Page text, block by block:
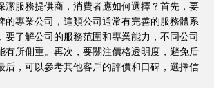
潔服務提供商，消費者應如何選擇？首先，要
的專業公司，這類公司通常有完善的服務體系
要了解公司的服務范圍和專業能力，不同公司
有所側重。再次，要關注價格透明度，避免后
后，可以參考其他客戶的評價和口碑，選擇信